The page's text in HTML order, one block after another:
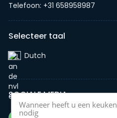
Telefoon: +31 658958987
Selecteer taal
Dutch‎
SOCIALE MEDIA
Wanneer heeft u een keuken
nodig